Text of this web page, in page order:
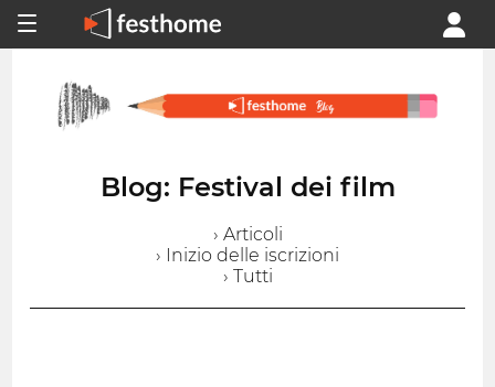
Blog: Festival dei film
› Articoli
› Inizio delle iscrizioni
› Tutti